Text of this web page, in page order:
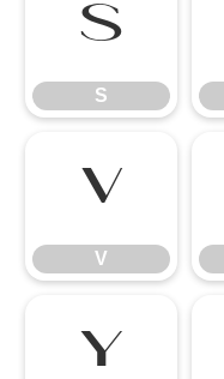
S
S
V
V
Y